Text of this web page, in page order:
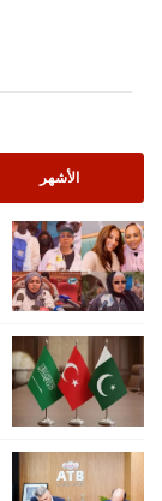
الأشهر